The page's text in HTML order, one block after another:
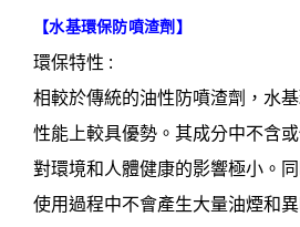
【水基環保防噴渣劑】
環保特性 :
相較於傳統的油性防噴渣劑，水
性能上較具優勢。其成分中不含
對環境和人體健康的影響極小。
使用過程中不會產生大量油煙和